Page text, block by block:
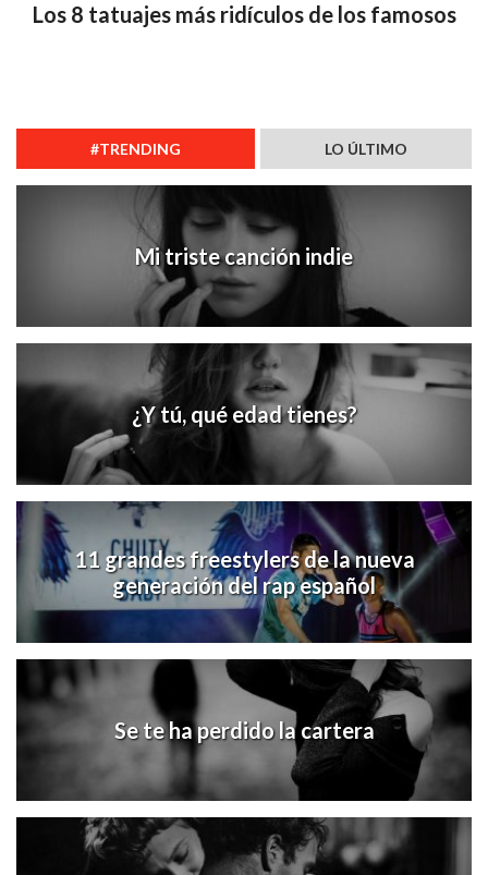
Los 8 tatuajes más ridículos de los famosos
#TRENDING LO ÚLTIMO
Mi triste canción indie
¿Y tú, qué edad tienes?
11 grandes freestylers de la nueva
generación del rap español
Se te ha perdido la cartera